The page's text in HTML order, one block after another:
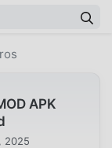
APK
2025